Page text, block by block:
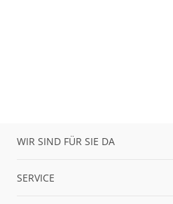
WIR SIND FÜR SIE DA
SERVICE